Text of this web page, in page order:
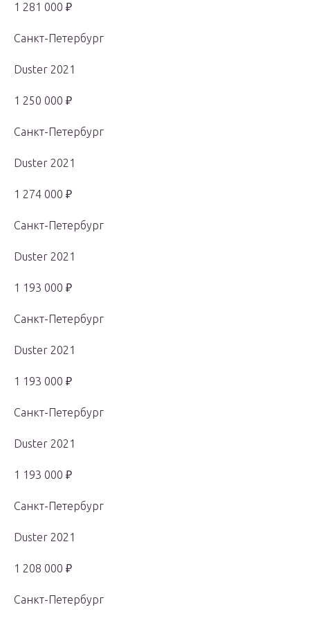
1 281 000 ₽
Санкт-Петербург
Duster 2021
1 250 000 ₽
Санкт-Петербург
Duster 2021
1 274 000 ₽
Санкт-Петербург
Duster 2021
1 193 000 ₽
Санкт-Петербург
Duster 2021
1 193 000 ₽
Санкт-Петербург
Duster 2021
1 193 000 ₽
Санкт-Петербург
Duster 2021
1 208 000 ₽
Санкт-Петербург